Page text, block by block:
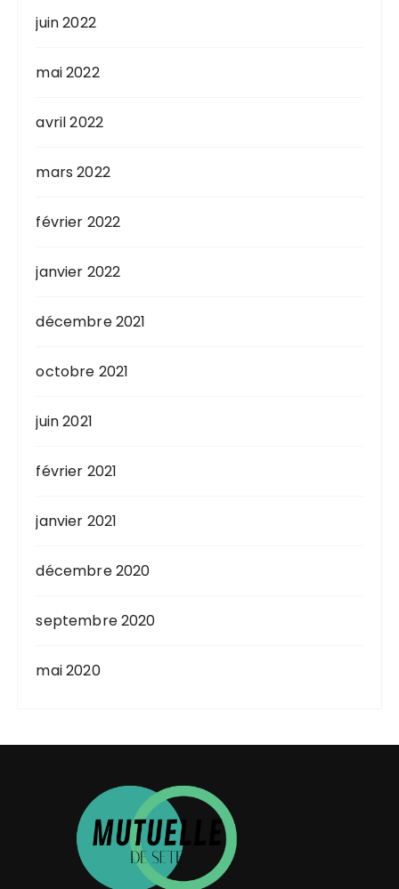
juin 2022
mai 2022
avril 2022
mars 2022
février 2022
janvier 2022
décembre 2021
octobre 2021
juin 2021
février 2021
janvier 2021
décembre 2020
septembre 2020
mai 2020